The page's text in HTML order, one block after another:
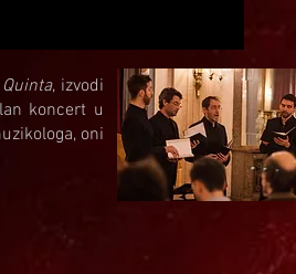
, izvodi
koncert u
oni